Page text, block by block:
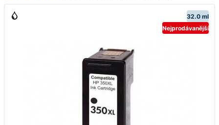
32.0 ml
Nejprodávanější